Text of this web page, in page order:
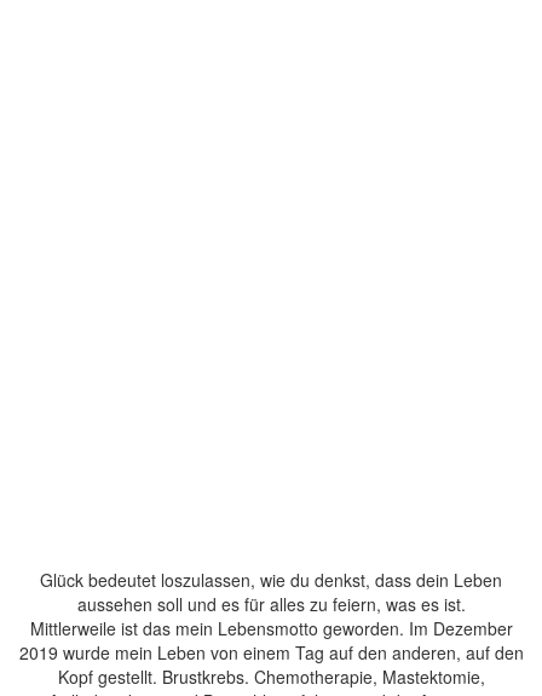
Glück bedeutet loszulassen, wie du denkst, dass dein Leben
aussehen soll und es für alles zu feiern, was es ist.
Mittlerweile ist das mein Lebensmotto geworden. Im Dezember
2019 wurde mein Leben von einem Tag auf den anderen, auf den
Kopf gestellt. Brustkrebs. Chemotherapie, Mastektomie,